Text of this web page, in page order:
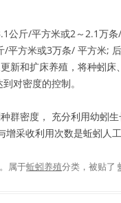
公斤/平方米或2～2.1万
平方米或3万条/ 平方米;
新和扩床养殖，将种蚓床
对密度的控制。
群密度， 充分利用幼蚓
采收利用次数是蚯蚓人
。属于蚯蚓养殖分类，被贴了